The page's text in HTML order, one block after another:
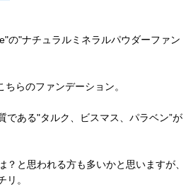
の"ナチュラルミネラルパウダーファン
らのファンデーション。
ある"タルク、ビスマス、パラベン”が
と思われる方も多いかと思いますが、
。